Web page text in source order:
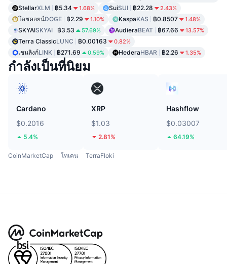
StellarXLM ฿5.34 1.68% SuiSUI ฿22.28 2.43%
โดชคอยน์DOGE ฿2.29 1.10% KaspaKAS ฿0.8507 1.48%
SKYAISKYAI ฿3.53 57.69% AudieraBEAT ฿67.66 13.57%
Terra ClassicLUNC ฿0.00163 0.82%
เชนลิงก์LINK ฿271.69 0.59% HederaHBAR ฿2.26 1.35%
กำลังเป็นที่นิยม
Cardano
$0.2016
5.4%
XRP
$1.03
2.81%
Hashflow
$0.03007
64.19%
CoinMarketCap โทเคน TerraFloki